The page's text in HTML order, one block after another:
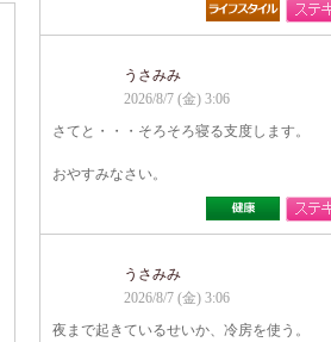
うさみみ
2026/8/7 (金) 3:06
さてと・・・そろそろ寝る支度します。
おやすみなさい。
うさみみ
2026/8/7 (金) 3:06
夜まで起きているせいか、冷房を使う。